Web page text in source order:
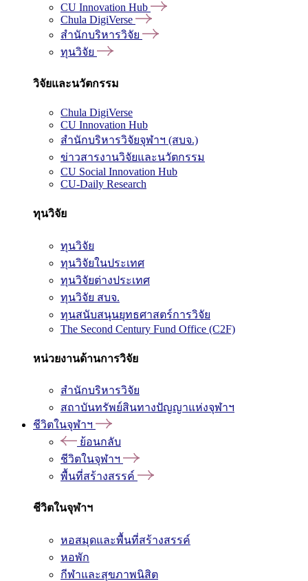
CU Innovation Hub
Chula DigiVerse
สำนักบริหารวิจัย
ทุนวิจัย
วิจัยและนวัตกรรม
Chula DigiVerse
CU Innovation Hub
สำนักบริหารวิจัยจุฬาฯ (สบจ.)
ข่าวสารงานวิจัยและนวัตกรรม
CU Social Innovation Hub
CU-Daily Research
ทุนวิจัย
ทุนวิจัย
ทุนวิจัยในประเทศ
ทุนวิจัยต่างประเทศ
ทุนวิจัย สบจ.
ทุนสนับสนุนยุทธศาสตร์การวิจัย
The Second Century Fund Office (C2F)
หน่วยงานด้านการวิจัย
สำนักบริหารวิจัย
สถาบันทรัพย์สินทางปัญญาแห่งจุฬาฯ
ชีวิตในจุฬาฯ
ย้อนกลับ
ชีวิตในจุฬาฯ
พื้นที่สร้างสรรค์
ชีวิตในจุฬาฯ
หอสมุดและพื้นที่สร้างสรรค์
หอพัก
กีฬาและสุขภาพนิสิต